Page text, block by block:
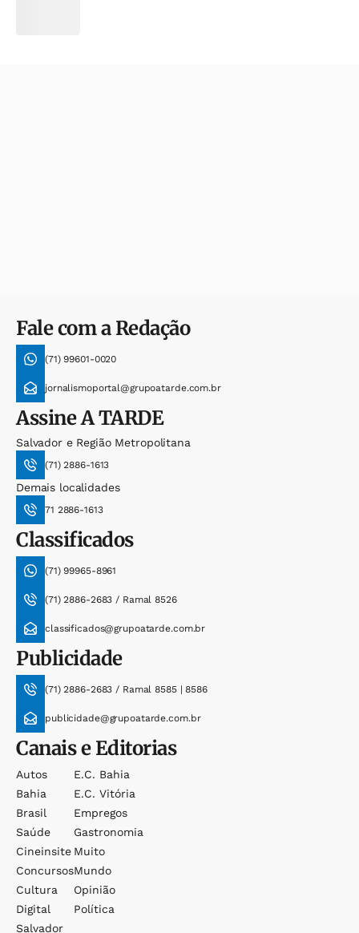
Fale com a Redação
(71) 99601-0020
jornalismoportal@grupoatarde.com.br
AssineA TARDE
Salvador e Região Metropolitana
(71) 2886-1613
Demais localidades
71 2886-1613
Classificados
(71) 99965-8961
(71) 2886-2683 / Ramal 8526
classificados@grupoatarde.com.br
Publicidade
(71) 2886-2683 / Ramal 8585 | 8586
publicidade@grupoatarde.com.br
Canais e Editorias
Autos
Bahia
Brasil
Saúde
Cineinsite
Concursos
Cultura
Digital
Salvador
E.c. Bahia
E.c. Vitória
Empregos
Gastronomia
Muito
Mundo
Opinião
Política